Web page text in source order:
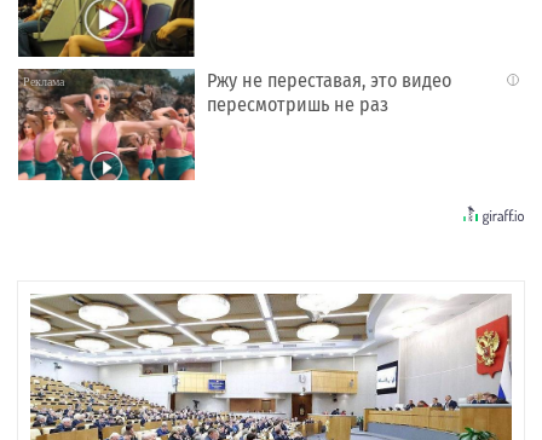
i
Ржу не переставая, это видео
пересмотришь не раз